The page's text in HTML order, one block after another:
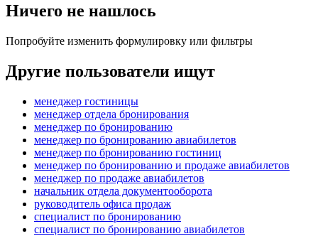
Ничего не нашлось
Попробуйте изменить формулировку или фильтры
Другие пользователи ищут
менеджер гостиницы
менеджер отдела бронирования
менеджер по бронированию
менеджер по бронированию авиабилетов
менеджер по бронированию гостиниц
менеджер по бронированию и продаже авиабилетов
менеджер по продаже авиабилетов
начальник отдела документооборота
руководитель офиса продаж
специалист по бронированию
специалист по бронированию авиабилетов